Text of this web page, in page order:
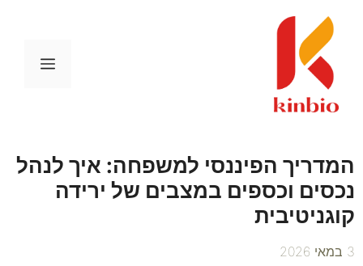
לתוכן
תפריט
המדריך הפיננסי למשפחה: איך לנהל
נכסים וכספים במצבים של ירידה
קוגניטיבית
3 במאי 2026